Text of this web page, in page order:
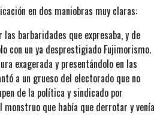
en dos maniobras muy claras:
barbaridades que expresaba, y de
con un ya desprestigiado Fujimorismo.
exagerada y presentándolo en las
a un grueso del electorado que no
de la política y sindicado por
que había que derrotar y venía